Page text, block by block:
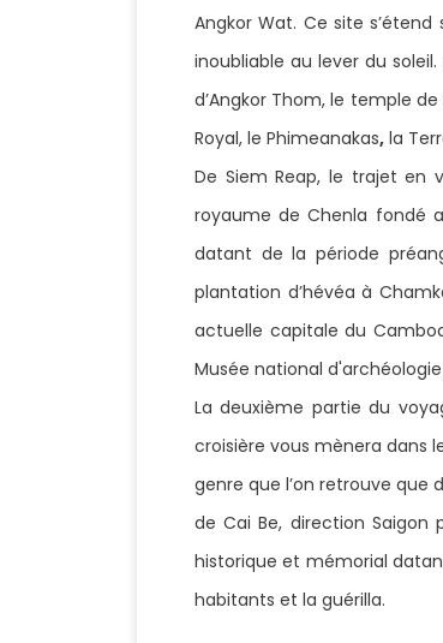
Angkor Wat. Ce site
inoubliable au lever du
d’Angkor Thom, le temple
Royal, le Phimeanakas, la
De Siem Reap, le trajet en
royaume de Chenla fondé
datant de la période
plantation d’hévéa à
actuelle capitale du
Musée national
La deuxième partie du
croisière vous mènera dans
genre que l’on retrouve que
de Cai Be, direction
historique et mémorial
habitants et la guérilla.